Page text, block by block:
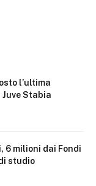
l’ultima
Stabia
milioni dai Fondi
studio